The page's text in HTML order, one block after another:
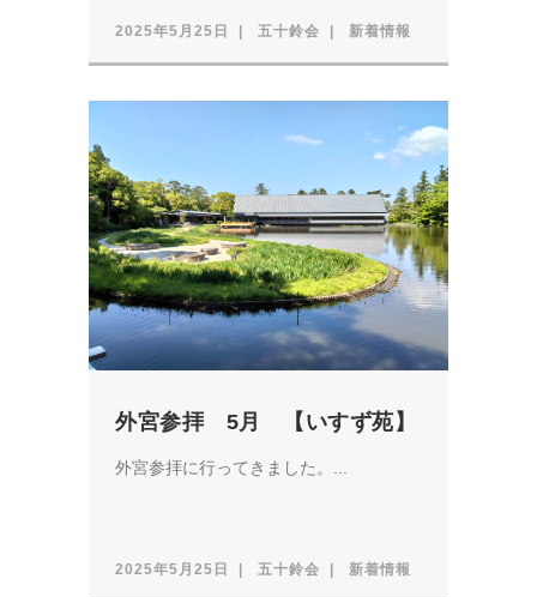
2025年5月25日 五十鈴会 新着情報
外宮参拝 5月 【いすず苑】
外宮参拝に行ってきました。...
2025年5月25日 五十鈴会 新着情報